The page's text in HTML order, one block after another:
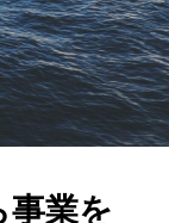
業を